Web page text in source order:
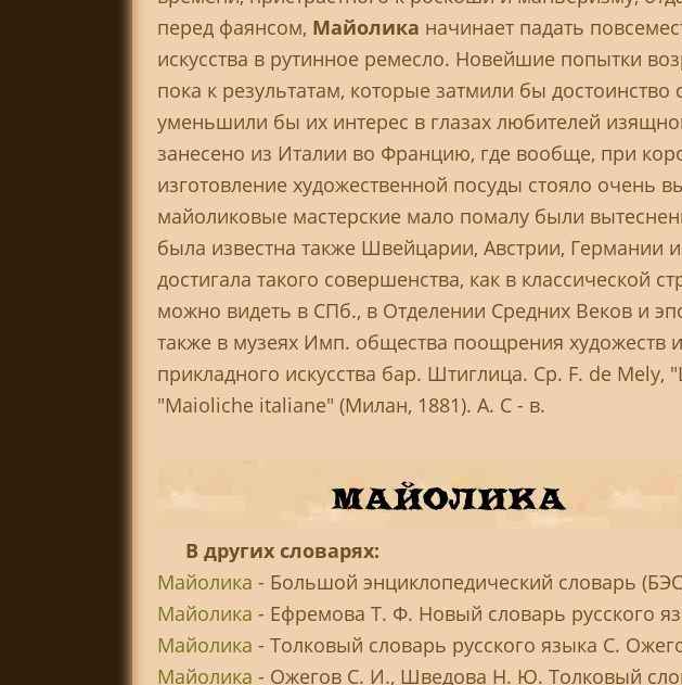
перед фаянсом, Майолика начинает падать
искусства в рутинное ремесло. Новейшие попытки
пока к результатам, которые затмили бы
уменьшили бы их интерес в глазах любителей
занесено из Италии во Францию, где вообще, при
изготовление художественной посуды стояло очень
майоликовые мастерские мало помалу были
была известна также Швейцарии, Австрии, Германии
достигала такого совершенства, как в классической
можно видеть в СПб., в Отделении Средних Веков и
также в музеях Имп. общества поощрения художеств
прикладного искусства бар. Штиглица. Ср. F. de
"Maioliche italiane" (Милан, 1881). А. С - в.
В других словарях:
Майолика - Большой энциклопедический словарь
Майолика - Ефремова Т. Ф. Новый словарь русского
Майолика - Толковый словарь русского языка С.
Майолика - Ожегов С. И., Шведова Н. Ю. Толковый